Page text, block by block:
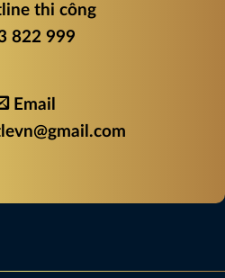
thi công
822 999
Email